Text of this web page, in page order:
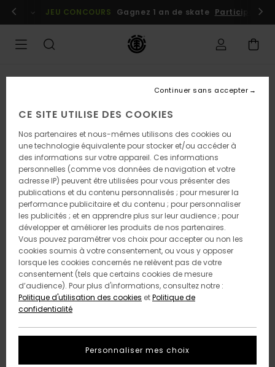
l'information
Se connecter / s'inscrire
JEU CONCOURS Gagnez 1 an de skate Participez
CE SITE UTILISE DES COOKIES
Nos partenaires et nous-mêmes utilisons des cookies ou
une technologie équivalente pour stocker et/ou accéder à
des informations sur votre appareil. Ces informations
personnelles (comme vos données de navigation et votre
adresse IP) peuvent être utilisées pour vous présenter des
publications et du contenu personnalisés ; pour mesurer la
performance publicitaire et du contenu ; pour personnaliser
les publicités ; et en apprendre plus sur leur audience ; pour
développer et améliorer les produits de nos partenaires.
Vous pouvez paramétrer vos choix pour accepter ou non les
cookies soumis à votre consentement, ou vous y opposer
lorsque les cookies concernés ne relèvent pas de votre
consentement (tels que certains cookies de mesure
d’audience). Pour plus d'informations, consultez notre :
Politique d'utilisation des cookies etPolitique de
confidentialité
Personnaliser mes choix
Continuer sans accepter